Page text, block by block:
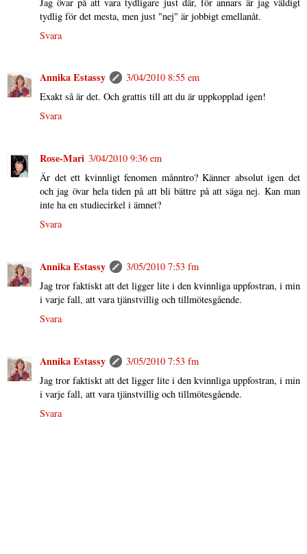
tydlig för det mesta, men just "nej" är jobbigt emellanåt.
Svara
Annika Estassy
3/04/2010 8:55 em
Exakt så är det. Och grattis till att du är uppkopplad igen!
Svara
Rose-Mari 3/04/2010 9:36 em
Är det ett kvinnligt fenomen månntro? Känner absolut igen det
och jag övar hela tiden på att bli bättre på att säga nej. Kan man
inte ha en studiecirkel i ämnet?
Svara
Annika Estassy
3/05/2010 7:53 fm
Jag tror faktiskt att det ligger lite i den kvinnliga uppfostran, i min
i varje fall, att vara tjänstvillig och tillmötesgående.
Svara
Annika Estassy
3/05/2010 7:53 fm
Jag tror faktiskt att det ligger lite i den kvinnliga uppfostran, i min
i varje fall, att vara tjänstvillig och tillmötesgående.
Svara